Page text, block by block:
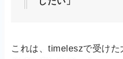
これは、timeleszで受けた